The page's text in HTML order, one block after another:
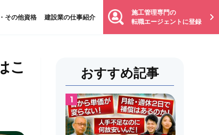
その他資格 建設業の仕事紹介
施工管理専門の
転職エージェントに登録
こ おすすめ記事